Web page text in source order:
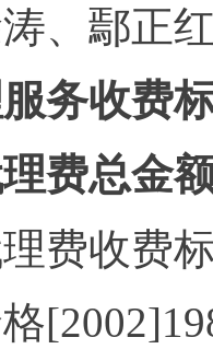
、鄢正
务收费
费总金
费收费